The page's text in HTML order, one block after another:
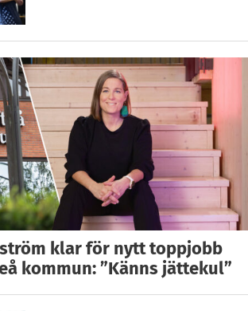
klar för nytt toppjobb
kommun: ”Känns jättekul”